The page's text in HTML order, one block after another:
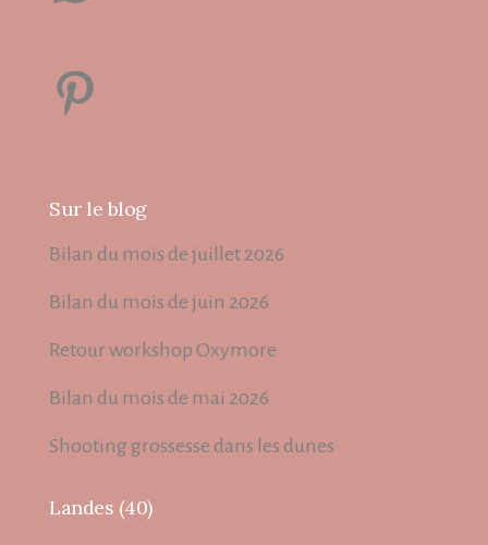
Pinterest
Sur le blog
Bilan du mois de juillet 2026
Bilan du mois de juin 2026
Retour workshop Oxymore
Bilan du mois de mai 2026
Shooting grossesse dans les dunes
Landes (40)